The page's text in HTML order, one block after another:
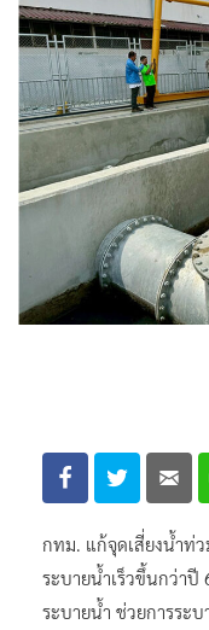
กทม. แก้จุดเสี่ยงน้ำท่ว
ระบายน้ำเร็วขึ้นกว่า
ระบายน้ำ ช่วยการระ